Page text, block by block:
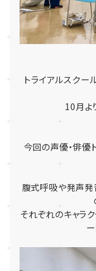
トライアルスク
10月よ
今回の声優・俳優
腹式呼吸や発声発
それぞれのキャラ